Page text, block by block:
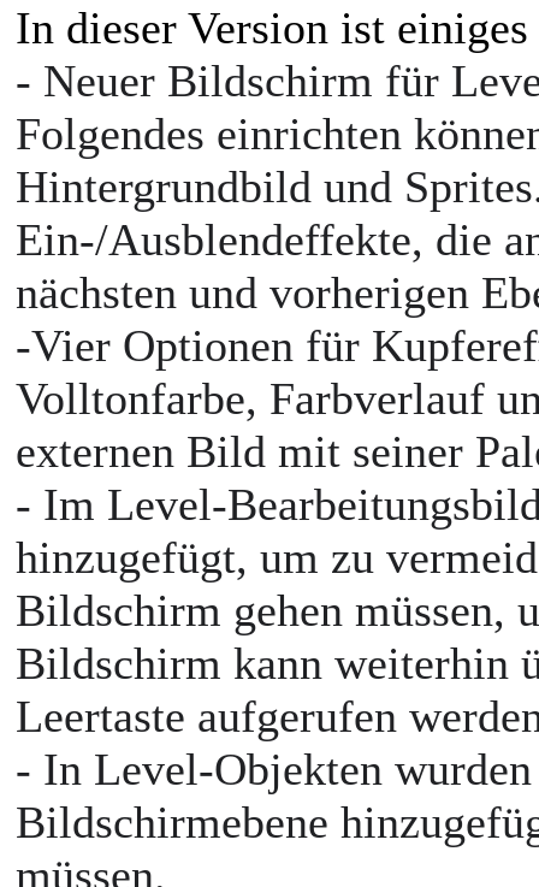
In dieser Version ist
- Neuer Bildschirm für
Folgendes einrichten
Hintergrundbild und
Ein-/Ausblendeffekte, die
nächsten und vorherigen
-Vier Optionen für
Volltonfarbe, Farbverlauf
externen Bild mit seiner
- Im Level-
hinzugefügt, um zu
Bildschirm gehen müssen,
Bildschirm kann weiterhin
Leertaste aufgerufen
- In Level-Objekten
Bildschirmebene
müssen.